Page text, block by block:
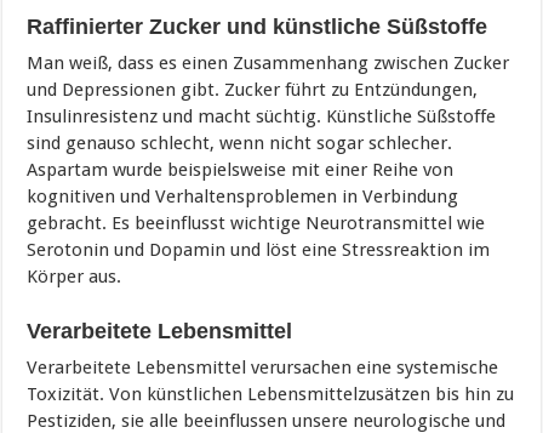
Raffinierter Zucker und künstliche Süßstoffe
Man weiß, dass es einen Zusammenhang zwischen Zucker
und Depressionen gibt. Zucker führt zu Entzündungen,
Insulinresistenz und macht süchtig. Künstliche Süßstoffe
sind genauso schlecht, wenn nicht sogar schlecher.
Aspartam wurde beispielsweise mit einer Reihe von
kognitiven und Verhaltensproblemen in Verbindung
gebracht. Es beeinflusst wichtige Neurotransmittel wie
Serotonin und Dopamin und löst eine Stressreaktion im
Körper aus.
Verarbeitete Lebensmittel
Verarbeitete Lebensmittel verursachen eine systemische
Toxizität. Von künstlichen Lebensmittelzusätzen bis hin zu
Pestiziden, sie alle beeinflussen unsere neurologische und